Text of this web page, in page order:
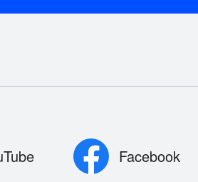
Facebook